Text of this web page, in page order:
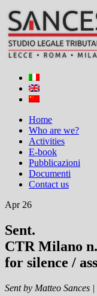
Home
Who are we?
Activities
E-book
Pubblicazioni
Documenti
Contact us
Apr 26
Sent.
CTR Milano
for silence /
Sent by Matteo Sances |